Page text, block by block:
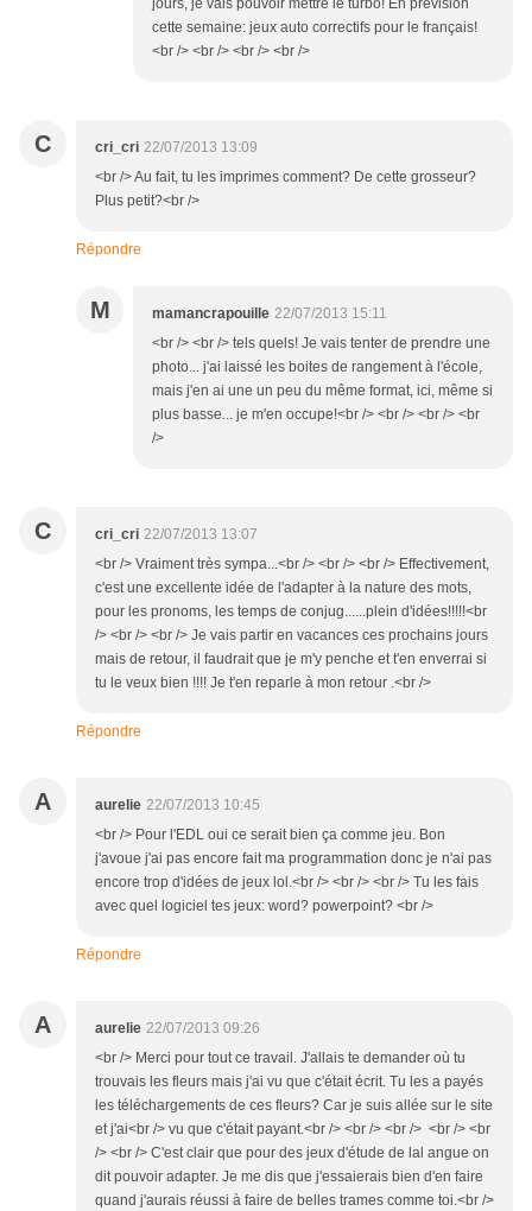
jours, je vais pouvoir mettre le turbo! En prévision
cette semaine: jeux auto correctifs pour le français!
<br /> <br /> <br /> <br />
C cri_cri 22/07/2013 13:09
<br /> Au fait, tu les imprimes comment? De cette grosseur?
Plus petit?<br />
Répondre
M mamancrapouille 22/07/2013 15:11
<br /> <br /> tels quels! Je vais tenter de prendre une
photo... j'ai laissé les boites de rangement à l'école,
mais j'en ai une un peu du même format, ici, même si
plus basse... je m'en occupe!<br /> <br /> <br /> <br
/>
C cri_cri 22/07/2013 13:07
<br /> Vraiment très sympa...<br /> <br /> <br /> Effectivement,
c'est une excellente idée de l'adapter à la nature des mots,
pour les pronoms, les temps de conjug......plein d'idées!!!!!<br
/> <br /> <br /> Je vais partir en vacances ces prochains jours
mais de retour, il faudrait que je m'y penche et t'en enverrai si
tu le veux bien !!!! Je t'en reparle à mon retour .<br />
Répondre
A aurelie 22/07/2013 10:45
<br /> Pour l'EDL oui ce serait bien ça comme jeu. Bon
j'avoue j'ai pas encore fait ma programmation donc je n'ai pas
encore trop d'idées de jeux lol.<br /> <br /> <br /> Tu les fais
avec quel logiciel tes jeux: word? powerpoint? <br />
Répondre
A aurelie 22/07/2013 09:26
<br /> Merci pour tout ce travail. J'allais te demander où tu
trouvais les fleurs mais j'ai vu que c'était écrit. Tu les a payés
les téléchargements de ces fleurs? Car je suis allée sur le site
et j'ai<br /> vu que c'était payant.<br /> <br /> <br /> <br /> <br
/> <br /> C'est clair que pour des jeux d'étude de lal angue on
dit pouvoir adapter. Je me dis que j'essaierais bien d'en faire
quand j'aurais réussi à faire de belles trames comme toi.<br />